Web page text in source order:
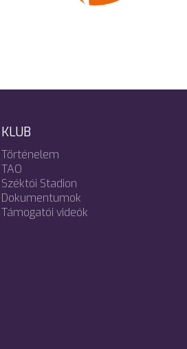
KLUB
Történelem
TAO
Széktói Stadion
Dokumentumok
Támogatói videók